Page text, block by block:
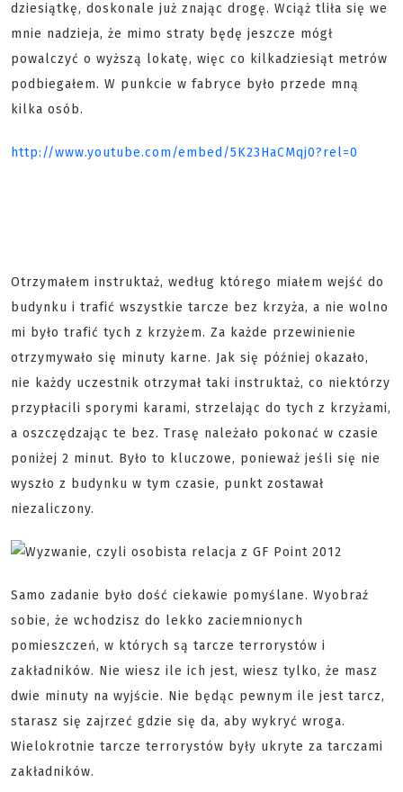
dziesiątkę, doskonale już znając drogę. Wciąż tliła się we
mnie nadzieja, że mimo straty będę jeszcze mógł
powalczyć o wyższą lokatę, więc co kilkadziesiąt metrów
podbiegałem. W punkcie w fabryce było przede mną
kilka osób.
http://www.youtube.com/embed/5K23HaCMqj0?rel=0
Otrzymałem instruktaż, według którego miałem wejść do
budynku i trafić wszystkie tarcze bez krzyża, a nie wolno
mi było trafić tych z krzyżem. Za każde przewinienie
otrzymywało się minuty karne. Jak się później okazało,
nie każdy uczestnik otrzymał taki instruktaż, co niektórzy
przypłacili sporymi karami, strzelając do tych z krzyżami,
a oszczędzając te bez. Trasę należało pokonać w czasie
poniżej 2 minut. Było to kluczowe, ponieważ jeśli się nie
wyszło z budynku w tym czasie, punkt zostawał
niezaliczony.
Samo zadanie było dość ciekawie pomyślane. Wyobraź
sobie, że wchodzisz do lekko zaciemnionych
pomieszczeń, w których są tarcze terrorystów i
zakładników. Nie wiesz ile ich jest, wiesz tylko, że masz
dwie minuty na wyjście. Nie będąc pewnym ile jest tarcz,
starasz się zajrzeć gdzie się da, aby wykryć wroga.
Wielokrotnie tarcze terrorystów były ukryte za tarczami
zakładników.